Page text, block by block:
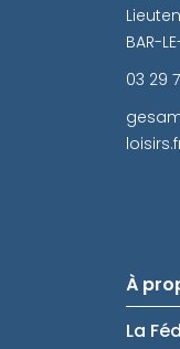
BAR-
03 29
À
La